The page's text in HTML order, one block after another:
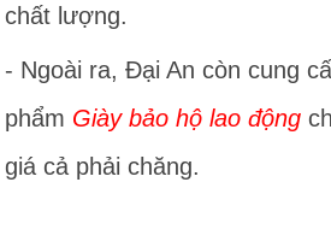
chất lượng.
- Ngoài ra, Đại An còn cung
phẩm Giày bảo hộ lao động
giá cả phải chăng.